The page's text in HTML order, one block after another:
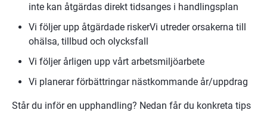
inte kan åtgärdas direkt tidsanges i handlingsplan
Vi följer upp åtgärdade riskerVi utreder orsakerna till
ohälsa, tillbud och olycksfall
Vi följer årligen upp vårt arbetsmiljöarbete
Vi planerar förbättringar nästkommande år/uppdrag
Står du inför en upphandling? Nedan får du konkreta tips